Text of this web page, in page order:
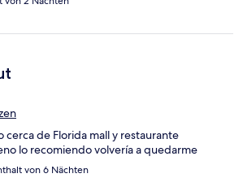
cerca de Florida mall y restaurante
lo recomiendo volvería a quedarme
von 6 Nächten